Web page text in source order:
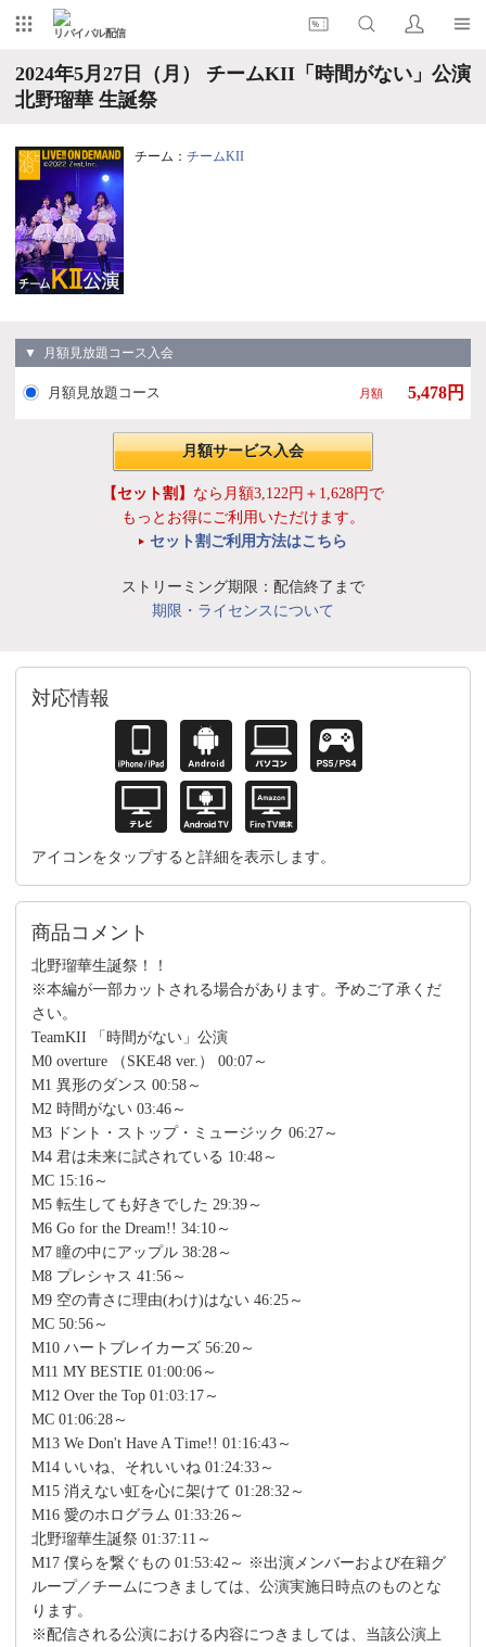
リバイバル配信
2024年5月27日（月） チームKII「時間がない」公演
北野瑠華 生誕祭
チーム： チームKII
▼ 月額見放題コース入会
月額見放題コース 月額 5,478円
月額サービス入会
【セット割】 なら月額3,122円＋1,628円で
もっとお得にご利用いただけます。
セット割ご利用方法はこちら
ストリーミング期限：配信終了まで
期限・ライセンスについて
対応情報
アイコンをタップすると詳細を表示します。
商品コメント
北野瑠華生誕祭！！
※本編が一部カットされる場合があります。予めご了承くだ
さい。
TeamKII 「時間がない」公演
M0 overture （SKE48 ver.） 00:07～
M1 異形のダンス 00:58～
M2 時間がない 03:46～
M3 ドント・ストップ・ミュージック 06:27～
M4 君は未来に試されている 10:48～
MC 15:16～
M5 転生しても好きでした 29:39～
M6 Go for the Dream!! 34:10～
M7 瞳の中にアップル 38:28～
M8 プレシャス 41:56～
M9 空の青さに理由(わけ)はない 46:25～
MC 50:56～
M10 ハートブレイカーズ 56:20～
M11 MY BESTIE 01:00:06～
M12 Over the Top 01:03:17～
MC 01:06:28～
M13 We Don't Have A Time!! 01:16:43～
M14 いいね、それいいね 01:24:33～
M15 消えない虹を心に架けて 01:28:32～
M16 愛のホログラム 01:33:26～
北野瑠華生誕祭 01:37:11～
M17 僕らを繋ぐもの 01:53:42～ ※出演メンバーおよび在籍グ
ループ／チームにつきましては、公演実施日時点のものとな
ります。
※配信される公演における内容につきましては、当該公演上